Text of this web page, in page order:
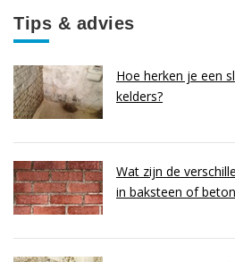
Tips & advies
Hoe herken je een
kelders?
Wat zijn de
in baksteen of